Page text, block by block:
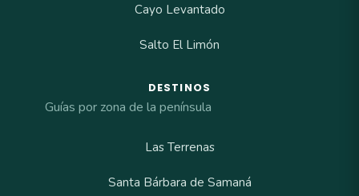
Cayo Levantado
Salto El Limón
DESTINOS
Guías por zona de la península
Las Terrenas
Santa Bárbara de Samaná